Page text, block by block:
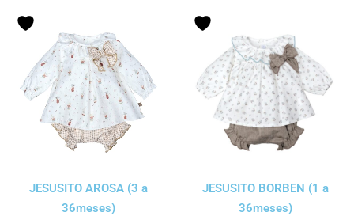
JESUSITO AROSA (3 a
36meses)
JESUSITO BORBEN (1 a
36meses)